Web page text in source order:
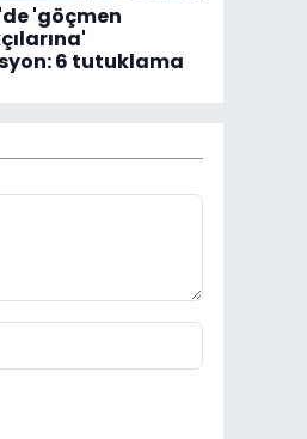
'göçmen
6 tutuklama